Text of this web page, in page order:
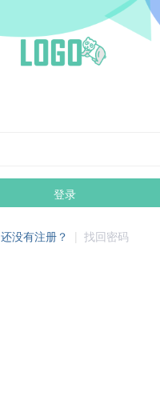
登录
还没有注册？ | 找回密码